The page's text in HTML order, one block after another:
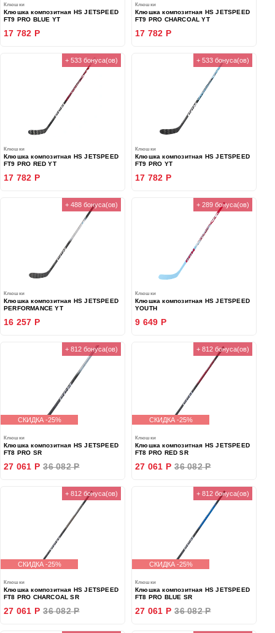
Клюшки
Клюшка композитная HS JETSPEED
FT9 PRO BLUE YT
17 782 Р
Клюшки
Клюшка композитная HS JETSPEED
FT9 PRO CHARCOAL YT
17 782 Р
+ 533 бонуса(ов)
Клюшки
Клюшка композитная HS JETSPEED
FT9 PRO RED YT
17 782 Р
+ 533 бонуса(ов)
Клюшки
Клюшка композитная HS JETSPEED
FT9 PRO YT
17 782 Р
+ 488 бонуса(ов)
Клюшки
Клюшка композитная HS JETSPEED
PERFORMANCE YT
16 257 Р
+ 289 бонуса(ов)
Клюшки
Клюшка композитная HS JETSPEED
YOUTH
9 649 Р
СКИДКА -25%
+ 812 бонуса(ов)
Клюшки
Клюшка композитная HS JETSPEED
FT8 PRO SR
27 061 Р 36 082 Р
СКИДКА -25%
+ 812 бонуса(ов)
Клюшки
Клюшка композитная HS JETSPEED
FT8 PRO RED SR
27 061 Р 36 082 Р
СКИДКА -25%
+ 812 бонуса(ов)
Клюшки
Клюшка композитная HS JETSPEED
FT8 PRO CHARCOAL SR
27 061 Р 36 082 Р
СКИДКА -25%
+ 812 бонуса(ов)
Клюшки
Клюшка композитная HS JETSPEED
FT8 PRO BLUE SR
27 061 Р 36 082 Р